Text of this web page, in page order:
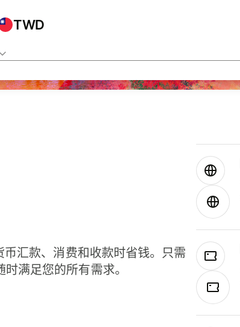
TWD
汇款、消费和收款时省钱。只需
满足您的所有需求。